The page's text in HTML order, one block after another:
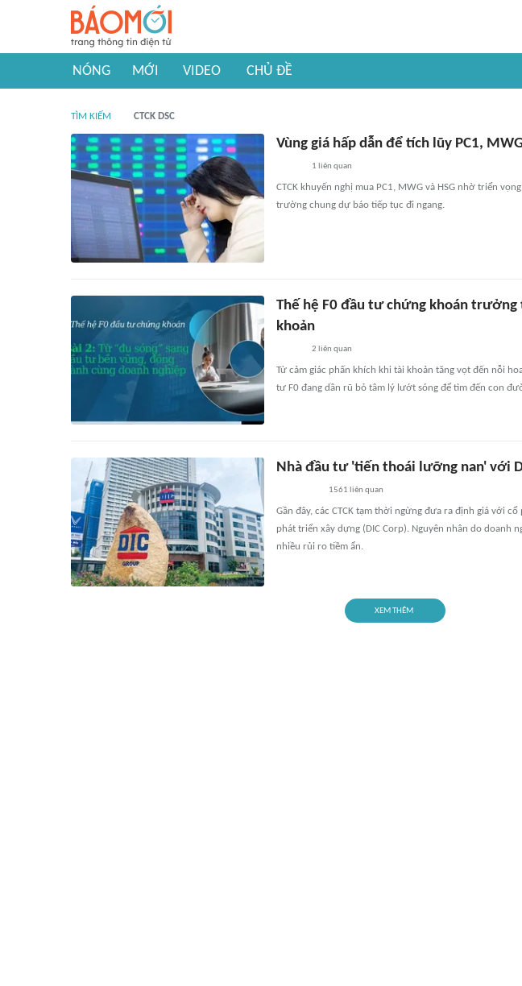
NÓNG MỚI VIDEO CHỦ ĐỀ
TÌM KIẾM CTCK DSC
Vùng giá hấp dẫn để tích lũy PC1,
1 liên quan
CTCK khuyến nghị mua PC1, MWG và HSG nhờ triển
trường chung dự báo tiếp tục đi ngang.
Thế hệ F0 đầu tư chứng khoán
khoản
2 liên quan
Từ cảm giác phấn khích khi tài khoản tăng vọt đến nỗi
tư F0 đang dần rũ bỏ tâm lý lướt sóng để tìm đến con
Nhà đầu tư 'tiến thoái lưỡng nan' với
1561 liên quan
Gần đây, các CTCK tạm thời ngừng đưa ra định giá với
phát triển xây dựng (DIC Corp). Nguyên nhân do doanh
nhiều rủi ro tiềm ẩn.
XEM THÊM